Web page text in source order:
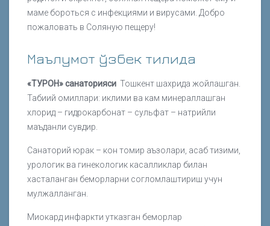
маме бороться с инфекциями и вирусами. Добро
пожаловать в Соляную пещеру!
Маълумот ўзбек тилида
«ТУРОН» санаторияси Тошкент шахрида жойлашган.
Табиий омиллари: иклими ва кам минераллашган
хлорид – гидрокарбонат – сульфат – натрийли
маъданли сувдир.
Санаторий юрак – кон томир аъзолари, асаб тизими,
урологик ва гинекологик касалликлар билан
хасталанган беморларни согломлаштириш учун
мулжалланган.
Миокард инфаркти утказган беморлар